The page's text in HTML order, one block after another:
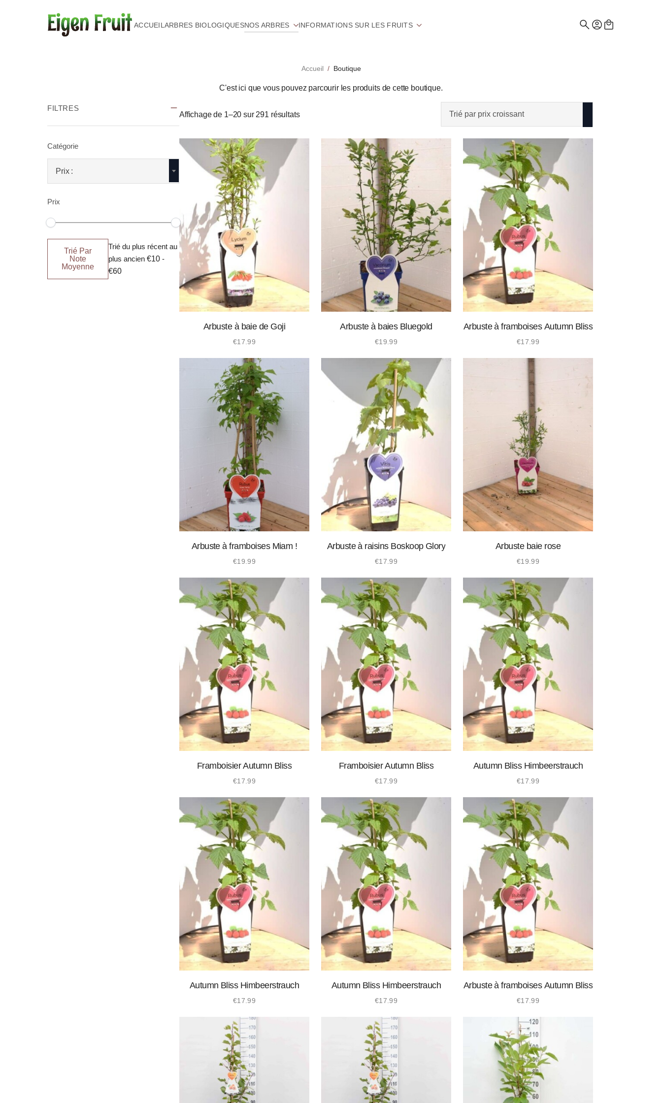
ACCUEILARBRES BIOLOGIQUESNOS ARBRES INFORMATIONS SUR LES FRUITS
Accueil Boutique
C'est ici que vous pouvez parcourir les produits de cette boutique.
FILTRES
Catégorie
Prix :
Prix
Tri
défaut
Trié
popularité
Trié Par
Note
Moyenne
Trié du plus récent au
plus ancien €10-
€60
Affichage de 1–20 sur 291 résultats
Arbuste à baie de Goji
€17.99
Arbuste à baies Bluegold
€19.99
Arbuste à framboises Autumn Bliss
€17.99
Arbuste à framboises Miam !
€19.99
Arbuste à raisins Boskoop Glory
€17.99
Arbuste baie rose
€19.99
Framboisier Autumn Bliss
€17.99
Framboisier Autumn Bliss
€17.99
Autumn Bliss Himbeerstrauch
€17.99
Autumn Bliss Himbeerstrauch
€17.99
Autumn Bliss Himbeerstrauch
€17.99
Arbuste à framboises Autumn Bliss
€17.99